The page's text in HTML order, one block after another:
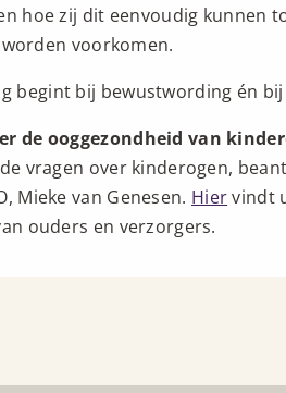
hoe zij dit eenvoudig kunnen
voorkomen.
begint bij bewustwording én
de ooggezondheid van
vragen over kinderogen,
Mieke van Genesen. Hiervindt
ouders en verzorgers.